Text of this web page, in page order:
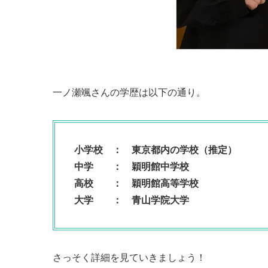
一ノ瀬颯さんの学歴は以下の通り。
小学校 ： 東京都内の学校（推定）
中学 ： 穎明館中学校
高校 ： 穎明館高等学校
大学 ：
青山学院大学
さっそく詳細を見ていきましょう！